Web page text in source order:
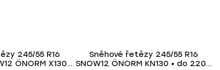
245/55 R16
ÖNORM X130 •
Sněhové řetězy 245/55 R16
SNOW12 ÖNORM KN130 • do 2200